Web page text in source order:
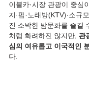
이블카·시장 관광이 중심
지·펍·노래방(KTV)·소규
진 소박한 밤문화를 즐길
처럼 화려하진 않지만, 관
심의 여유롭고 이국적인
다.